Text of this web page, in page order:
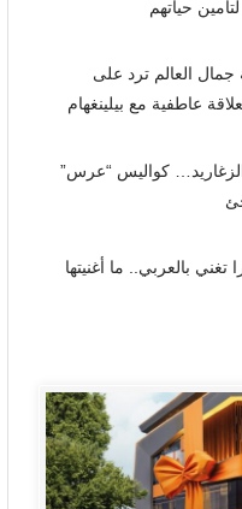
حياتهم
العالم ترد على
عاطفية مع بيلينغهام
كواليس “عرس”
تغني بالعربي.. ما أغنيتها